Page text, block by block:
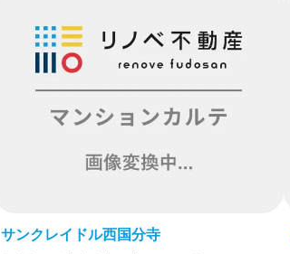
サンクレイドル西国分寺